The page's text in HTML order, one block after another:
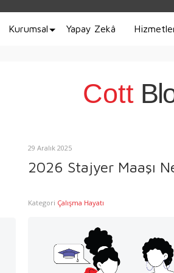
Kurumsal Yapay Zekâ
Cott
29 Aralık 2025
2026 Stajyer Maaşı
Kategori Çalışma Hayatı